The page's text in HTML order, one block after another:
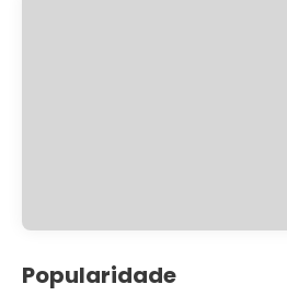
Popularidade